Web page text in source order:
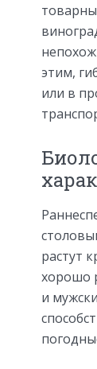
этим,
или в
растут
хорошо
и